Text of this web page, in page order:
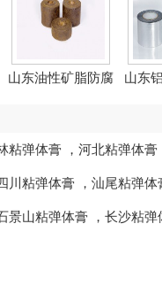
山东油性矿脂防腐
山东
粘弹体膏 ， 河北粘弹体膏
川粘弹体膏 ， 汕尾粘弹体
景山粘弹体膏 ， 长沙粘弹